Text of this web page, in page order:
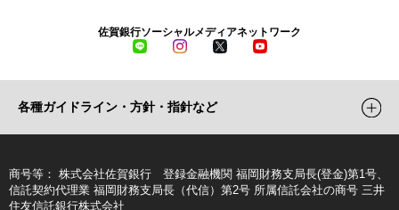
佐賀銀行ソーシャルメディアネットワーク
LINE InstagramX
各種ガイドライン・方針・指針など
商号等
株式会社佐賀銀行 登録金融機関 福岡財務支局長(登金)第1号、
信託契約代理業 福岡財務支局長（代信）第2号 所属信託会社の商号 三井
住友信託銀行株式会社